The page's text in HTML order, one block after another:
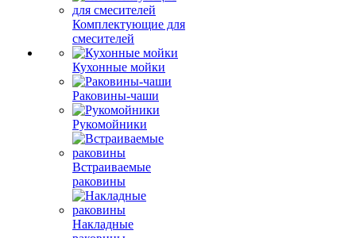
Комплектующие для
смесителей
Кухонные мойки
Раковины-чаши
Рукомойники
Встраиваемые
раковины
Накладные